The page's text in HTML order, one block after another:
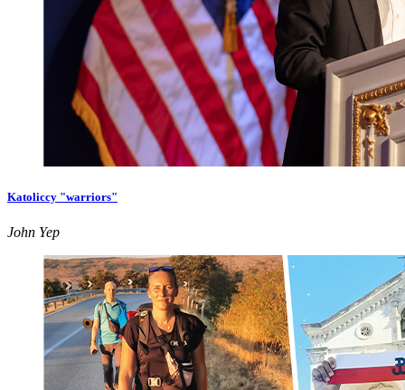
Katoliccy "warriors"
John Yep